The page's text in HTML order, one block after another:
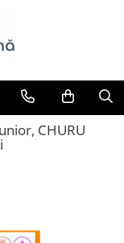
CHURU